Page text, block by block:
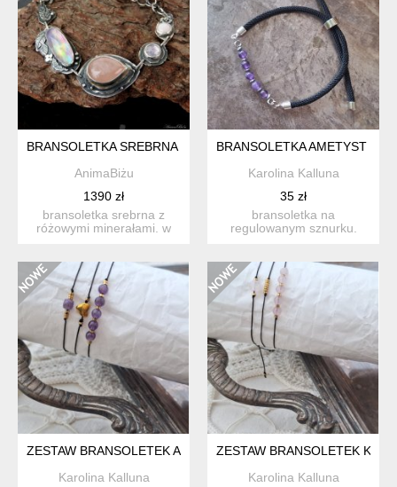
BRANSOLETKA SREBRNA Z RÓŻOWYMI MINERAŁAMI
AnimaBiżu
1390 zł
bransoletka srebrna z
różowymi minerałami. w
BRANSOLETKA AMETYST
Karolina Kalluna
35 zł
bransoletka na
regulowanym sznurku.
ZESTAW BRANSOLETEK AMETYST SERDUSZKO
Karolina Kalluna
ZESTAW BRANSOLETEK
Karolina Kalluna